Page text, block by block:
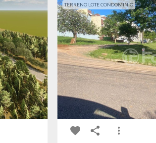
TERRENO LOTE CONDOMINIO